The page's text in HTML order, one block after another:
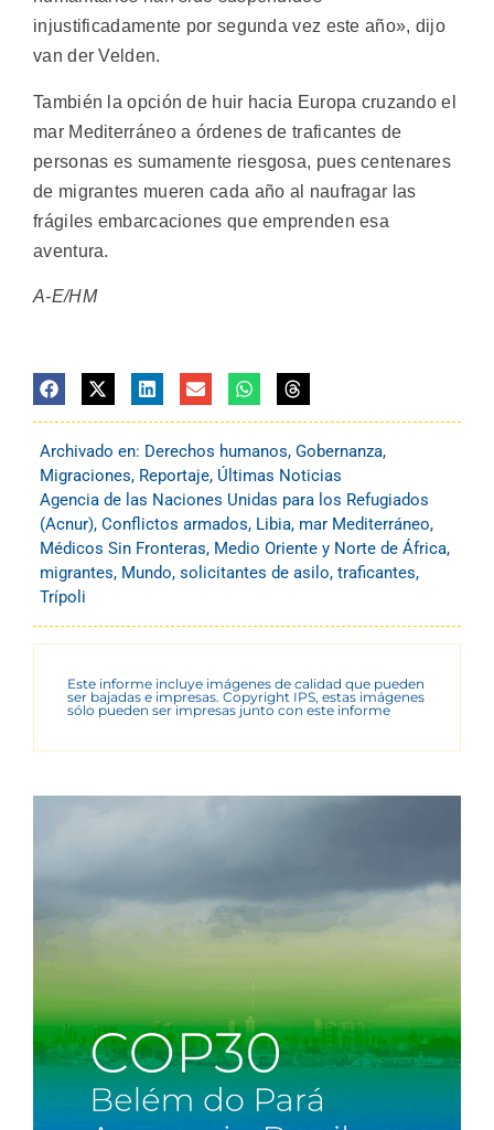
injustificadamente por segunda vez este año», dijo
van der Velden.
También la opción de huir hacia Europa cruzando el
mar Mediterráneo a órdenes de traficantes de
personas es sumamente riesgosa, pues centenares
de migrantes mueren cada año al naufragar las
frágiles embarcaciones que emprenden esa
aventura.
A-E/HM
Archivado en: Derechos humanos, Gobernanza,
Migraciones, Reportaje, Últimas Noticias
Agencia de las Naciones Unidas para los Refugiados
(Acnur), Conflictos armados, Libia, mar Mediterráneo,
Médicos Sin Fronteras, Medio Oriente y Norte de África,
migrantes, Mundo, solicitantes de asilo, traficantes,
Trípoli
Este informe incluye imágenes de calidad que pueden
ser bajadas e impresas. Copyright IPS, estas imágenes
sólo pueden ser impresas junto con este informe